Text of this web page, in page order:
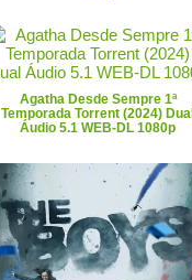
Agatha Desde Sempre 1ª
Temporada Torrent (2024) Dual
Áudio 5.1 WEB-DL 1080p